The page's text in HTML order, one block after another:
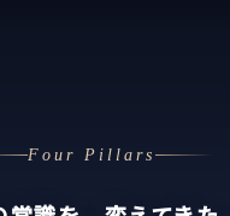
Four Pillars